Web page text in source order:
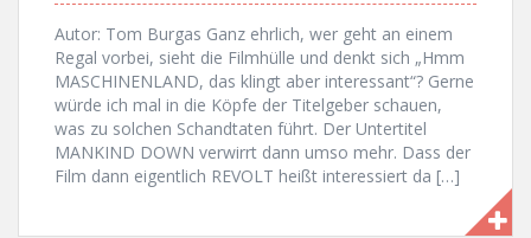
Autor: Tom Burgas Ganz ehrlich, wer geht an einem
Regal vorbei, sieht die Filmhülle und denkt sich „Hmm
MASCHINENLAND, das klingt aber interessant“? Gerne
würde ich mal in die Köpfe der Titelgeber schauen,
was zu solchen Schandtaten führt. Der Untertitel
MANKIND DOWN verwirrt dann umso mehr. Dass der
Film dann eigentlich REVOLT heißt interessiert da […]